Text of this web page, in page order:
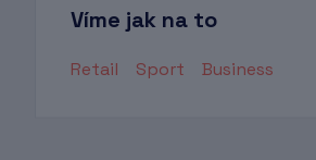
Víme jak na to
Retail Sport Business